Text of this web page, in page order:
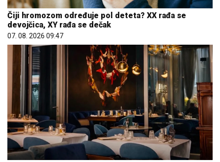
Čiji hromozom određuje pol deteta? XX rađa se
devojčica, XY rađa se dečak
07. 08. 2026 09:47